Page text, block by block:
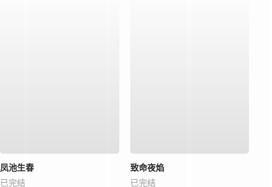
凤池生春
已完结
致命夜焰
已完结